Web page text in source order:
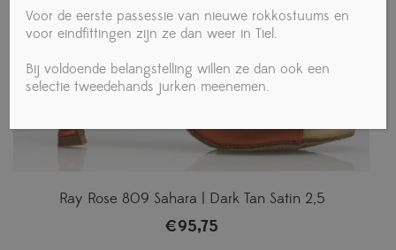
Ray Rose 809 Sahara | Dark Tan Satin 2,5
€95,75
Voor de eerste passessie van nieuwe rokkostuums en
voor eindfittingen zijn ze dan weer in Tiel.
Bij voldoende belangstelling willen ze dan ook een
selectie tweedehands jurken meenemen.